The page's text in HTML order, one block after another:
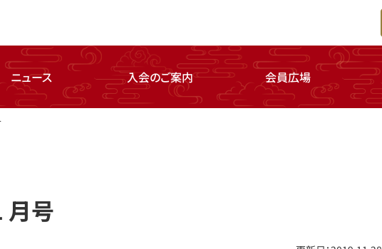
ニュース 入会のご案内 会員広場
月号